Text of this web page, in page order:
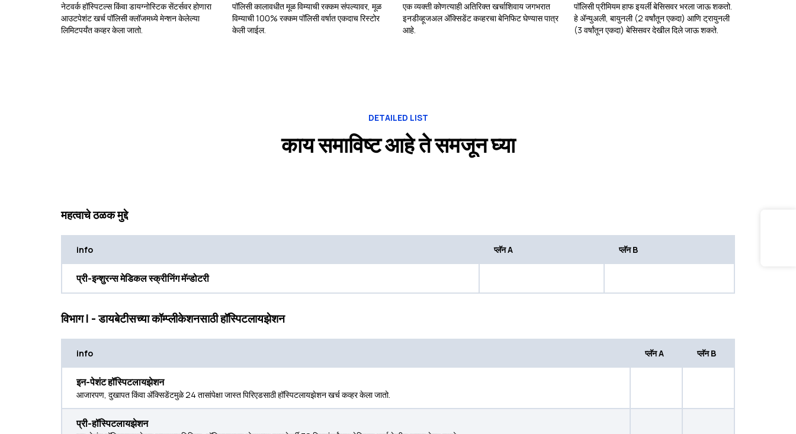
नेटवर्क हॉस्पिटल्स किंवा डायग्नोस्टिक सेंटर्सवर होणारा
आउटपेशंट खर्च पॉलिसी क्लॉजमध्ये मेन्शन केलेल्या
लिमिटपर्यंत कव्हर केला जातो.
पॉलिसी कालावधीत मूळ विम्याची रक्कम संपल्यावर, मूळ
विम्याची 100% रक्कम पॉलिसी वर्षात एकदाच रिस्टोर
केली जाईल.
एक व्यक्ती कोणत्याही अतिरिक्त खर्चाशिवाय जगभरात
इनडीव्हूजअल ॲक्सिडेंट कव्हरचा बेनिफिट घेण्यास पात्र
आहे.
पॉलिसी प्रीमियम हाफ इयर्ली बेसिसवर भरला जाऊ शकतो.
हे ॲन्युअली, बायुनली (2 वर्षांतून एकदा) आणि ट्रायुनली
(3 वर्षांतून एकदा) बेसिसवर देखील दिले जाऊ शकते.
DETAILED LIST
काय समाविष्ट आहे ते समजून घ्या
महत्वाचे ठळक मुद्दे
info प्लॅन A प्लॅन B
प्री-इन्शुरन्स मेडिकल स्क्रीनिंग मॅन्डोटरी
विभाग I - डायबेटीसच्या कॉम्प्लीकेशनसाठी हॉस्पिटलायझेशन
info प्लॅन A प्लॅन B
इन-पेशंट हॉस्पिटलायझेशन
आजारपण, दुखापत किंवा ॲक्सिडेंटमुळे 24 तासांपेक्षा जास्त पिरिएडसाठी हॉस्पिटलायझेशन खर्च कव्हर केला जातो.
प्री-हॉस्पिटलायझेशन